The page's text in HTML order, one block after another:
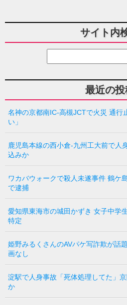
サイト内
最近の投
名神の京都南IC-高槻JCTで火災 通行
い」
鹿児島本線の西小倉-九州工大前で人
込みか
ワカバウォークで殺人未遂事件 鶴ケ
で逮捕
愛知県東海市の城田かずき 女子中学
特定
姫野みるくさんのAVパケ写詐欺が話
画なし
淀駅で人身事故「死体処理してた」
か